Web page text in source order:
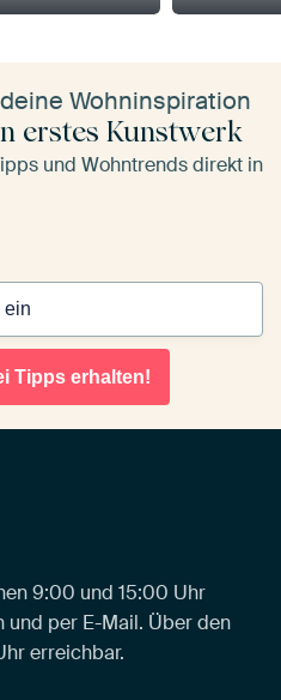
Wohninspiration
erstes Kunstwerk
und Wohntrends direkt in
Tipps erhalten!
9:00 und 15:00 Uhr
und per E-Mail. Über den
erreichbar.